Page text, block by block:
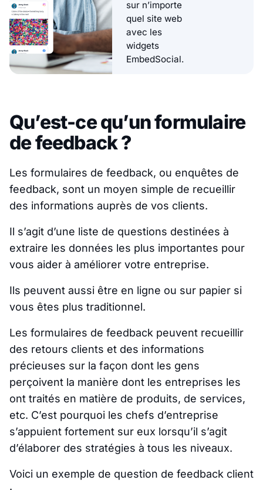
sur n’importe
quel site web
avec les
widgets
EmbedSocial.
Qu’est-ce qu’un formulaire
de feedback ?
Les formulaires de feedback, ou enquêtes de
feedback, sont un moyen simple de recueillir
des informations auprès de vos clients.
Il s’agit d’une liste de questions destinées à
extraire les données les plus importantes pour
vous aider à améliorer votre entreprise.
Ils peuvent aussi être en ligne ou sur papier si
vous êtes plus traditionnel.
Les formulaires de feedback peuvent recueillir
des retours clients et des informations
précieuses sur la façon dont les gens
perçoivent la manière dont les entreprises les
ont traités en matière de produits, de services,
etc. C’est pourquoi les chefs d’entreprise
s’appuient fortement sur eux lorsqu’il s’agit
d’élaborer des stratégies à tous les niveaux.
Voici un exemple de question de feedback client